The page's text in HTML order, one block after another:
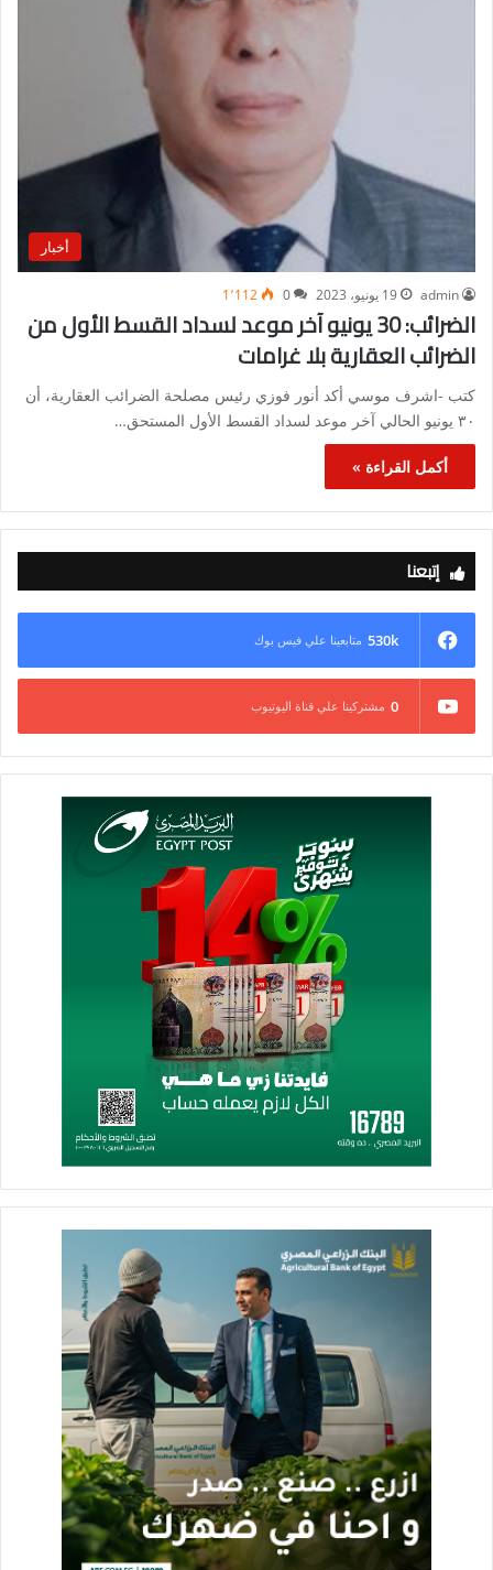
أخبار
admin 19 يونيو، 2023 0 1٬112
الضرائب: 30 يونيو آخر موعد لسداد القسط الأول من
الضرائب العقارية بلا غرامات
كتب -اشرف موسي أكد أنور فوزي رئيس مصلحة الضرائب العقارية، أن
٣٠ يونيو الحالي آخر موعد لسداد القسط الأول المستحق…
أكمل القراءة »
إتبعنا
530k متابعينا علي فيس بوك
0 مشتركينا علي قناة اليوتيوب